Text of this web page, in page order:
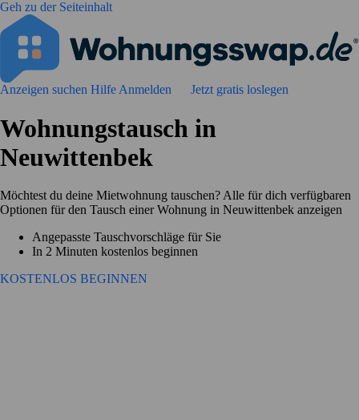
Geh zu der Seiteinhalt
Anzeigen suchen Hilfe Anmelden Jetzt gratis loslegen
Wohnungstausch in
Neuwittenbek
Möchtest du deine Mietwohnung tauschen? Alle für dich verfügbaren
Optionen für den Tausch einer Wohnung in Neuwittenbek anzeigen
Angepasste Tauschvorschläge für Sie
In 2 Minuten kostenlos beginnen
KOSTENLOS BEGINNEN